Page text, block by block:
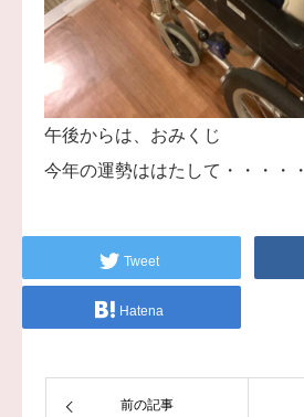
午後からは、おみくじ
今年の運勢ははたして・・・・・
Tweet
Hatena
前の記事